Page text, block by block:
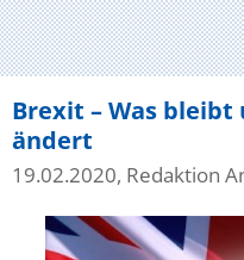
Brexit – Was
ändert
19.02.2020, Redaktion